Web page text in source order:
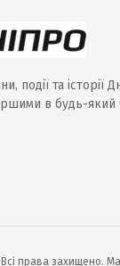
події та історії
в будь-який
права захищено.